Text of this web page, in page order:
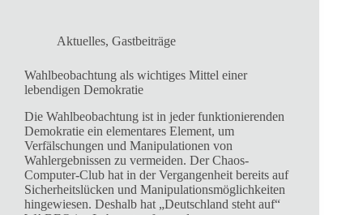
Aktuelles, Gastbeiträge
Wahlbeobachtung als wichtiges Mittel einer
lebendigen Demokratie
Die Wahlbeobachtung ist in jeder funktionierenden
Demokratie ein elementares Element, um
Verfälschungen und Manipulationen von
Wahlergebnissen zu vermeiden. Der Chaos-
Computer-Club hat in der Vergangenheit bereits auf
Sicherheitslücken und Manipulationsmöglichkeiten
hingewiesen. Deshalb hat „Deutschland steht auf“